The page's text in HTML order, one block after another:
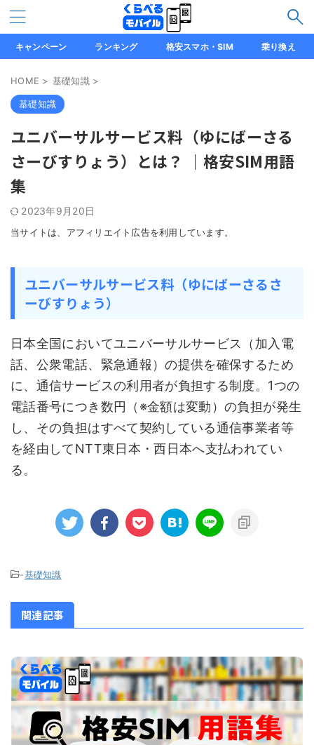
キャンペーン ランキング 格安スマホ・SIM 乗り換え
HOME > 基礎知識 >
基礎知識
ユニバーサルサービス料（ゆにばーさる
さーびすりょう）とは？ ｜格安SIM用語
集
2023年9月20日
当サイトは、アフィリエイト広告を利用しています。
ユニバーサルサービス料（ゆにばーさるさ
ーびすりょう）
日本全国においてユニバーサルサービス（加入電
話、公衆電話、緊急通報）の提供を確保するため
に、通信サービスの利用者が負担する制度。1つの
電話番号につき数円（※金額は変動）の負担が発生
し、その負担はすべて契約している通信事業者等
を経由してNTT東日本・西日本へ支払われてい
る。
-基礎知識
関連記事